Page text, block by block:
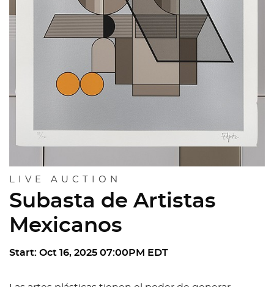
LIVE AUCTION
Subasta de Artistas
Mexicanos
Start: Oct 16, 2025 07:00PM EDT